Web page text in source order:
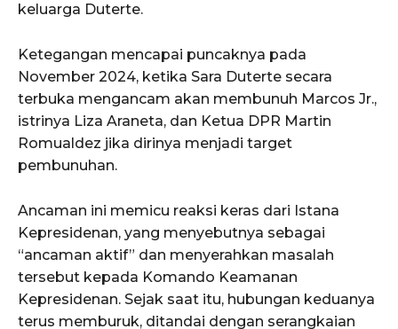
keluarga Duterte.
Ketegangan mencapai puncaknya pada
November 2024, ketika Sara Duterte secara
terbuka mengancam akan membunuh Marcos Jr.,
istrinya Liza Araneta, dan Ketua DPR Martin
Romualdez jika dirinya menjadi target
pembunuhan.
Ancaman ini memicu reaksi keras dari Istana
Kepresidenan, yang menyebutnya sebagai
“ancaman aktif” dan menyerahkan masalah
tersebut kepada Komando Keamanan
Kepresidenan. Sejak saat itu, hubungan keduanya
terus memburuk, ditandai dengan serangkaian